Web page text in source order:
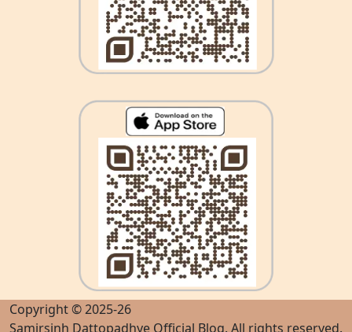
Copyright © 2025-26
Samirsinh Dattopadhye Official Blog. All rights reserved.